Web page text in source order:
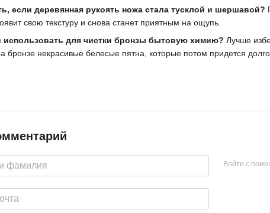
если деревянная рукоять ножа стала тусклой и шершавой?
свою текстуру и снова станет приятным на ощупь.
для чистки бронзы бытовую химию? Лучше
бронзе некрасивые белесые пятна, которые потом придется
Войти с